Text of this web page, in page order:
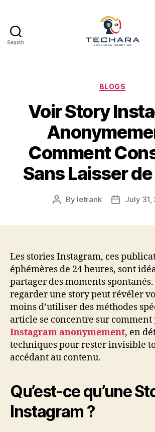
Search
Categories
BLOGS
Voir Story
Comment
Sans Laisser
Post
By letrank
PostJuly 31,
Les stories Instagram, ces
éphémères de 24 heures, sont
partager des moments
regarder une story peut révéler
moins d’utiliser des méthodes
article se concentre sur comment
Instagram anonymement, en
techniques pour rester invisible
accédant au contenu.
Qu’est-ce qu’une
Instagram ?